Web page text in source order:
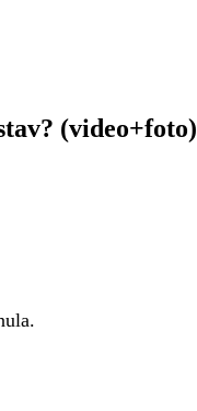
(video+foto)